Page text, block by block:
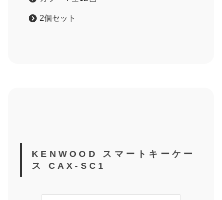
2個セット
KENWOOD スマートキーケー
ス CAX-SC1